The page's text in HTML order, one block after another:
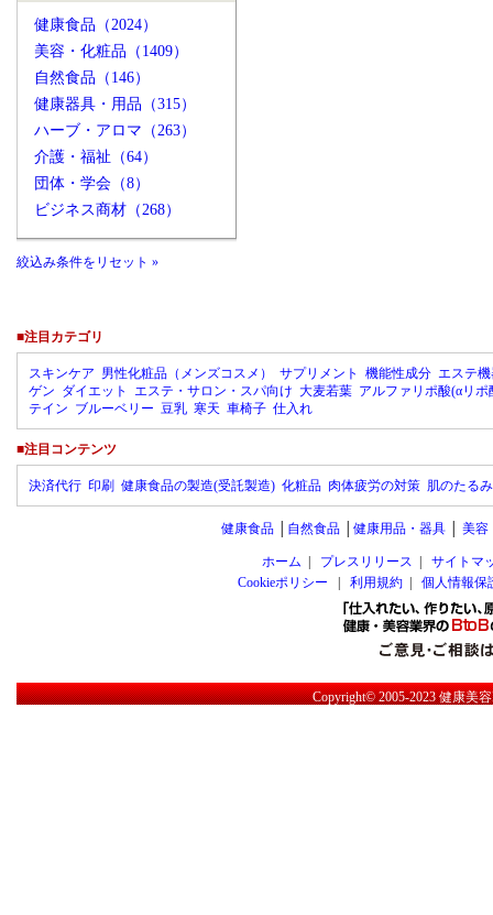
健康食品（2024）
美容・化粧品（1409）
自然食品（146）
健康器具・用品（315）
ハーブ・アロマ（263）
介護・福祉（64）
団体・学会（8）
ビジネス商材（268）
絞込み条件をリセット »
■注目カテゴリ
スキンケア 男性化粧品（メンズコスメ） サプリメント 機能性成分 エステ
ゲン ダイエット エステ・サロン・スパ向け 大麦若葉 アルファリポ酸(αリポ
テイン ブルーベリー 豆乳 寒天 車椅子 仕入れ
■注目コンテンツ
決済代行 印刷 健康食品の製造(受託製造) 化粧品 肉体疲労の対策 肌のたる
健康食品│ 自然食品│ 健康用品・器具│ 美容
ホーム プレスリリース
サイトマ
Cookieポリシー
利用規約| 個人情報保
Copyright© 2005-2023健康美